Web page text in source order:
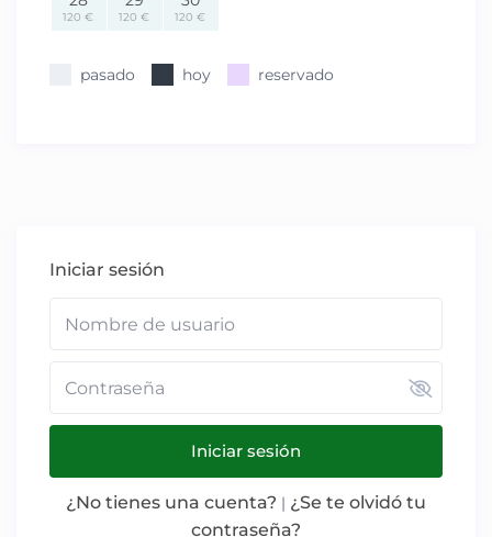
120 € 120 € 120 €
pasado hoy reservado
Iniciar sesión
Iniciar sesión
¿No tienes una cuenta? | ¿Se te olvidó tu
contraseña?